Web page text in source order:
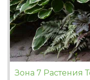
Зона 7 Растения